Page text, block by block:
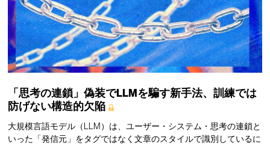
「思考の連鎖」偽装でLLMを騙す新手法、訓練では
防げない構造的欠陥
大規模言語モデル（LLM）は、ユーザー・システム・思考の連鎖と
いった「発信元」をタグではなく文章のスタイルで識別しているに